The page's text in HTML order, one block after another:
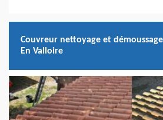
Couvreur nettoyage et
En Valloire